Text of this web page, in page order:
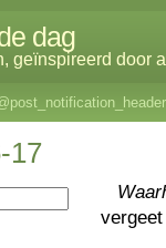
dag
geïnspireerd door
17